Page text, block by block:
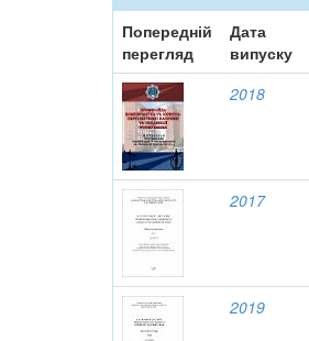
Попередній
перегляд
Дата
випуску
2018
2017
2019